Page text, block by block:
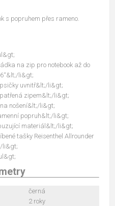
s popruhem přes rameno.
na zip pro notebook až do
li&gt;
uvnitř&lt;/li&gt;
zipem&lt;/li&gt;
nošení&lt;/li&gt;
popruh&lt;/li&gt;
materiál&lt;/li&gt;
tašky Reisenthel Allrounder
li&gt;
černá
2 roky